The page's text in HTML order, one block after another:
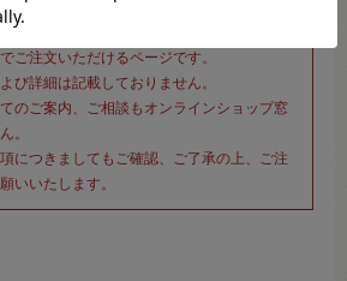
にてあらかじめ商品詳細および商品コード
ご注文いただけるページです。
び詳細は記載しておりません。
のご案内、ご相談もオンラインショップ窓
。
につきましてもご確認、ご了承の上、ご注
いいたします。